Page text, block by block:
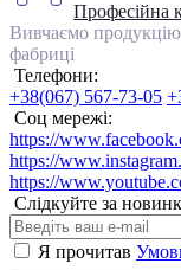
Професійна
Вивчаємо продукцію
фабриці
Телефони:
+38(067) 567-73-05
Соц мережі:
https://
https://
https://
Слідкуйте за
Я прочитав